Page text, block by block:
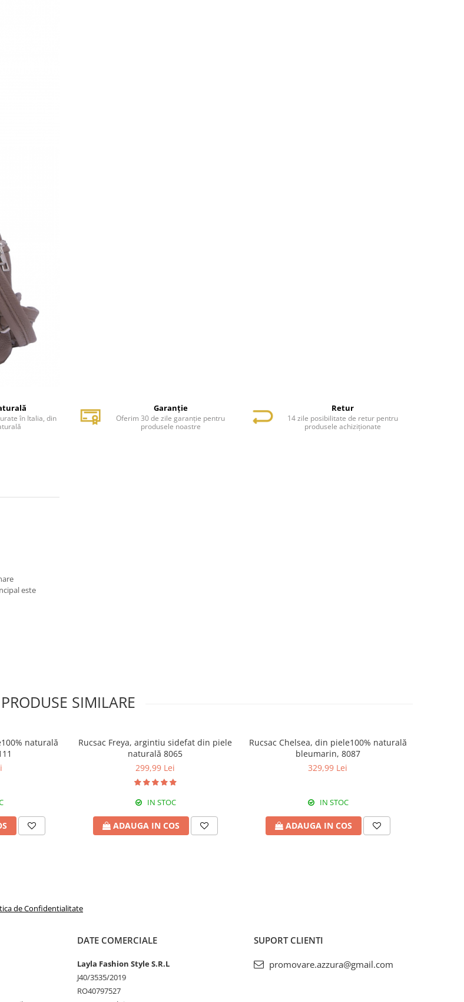
în Italia, din
Garanție
Oferim 30 de zile garanție pentru
produsele noastre
Retur
14 zile posibilitate de retur pentru
produsele achiziționate
este
PRODUSE SIMILARE
Rucsac Freya, argintiu sidefat din piele
naturală 8065
299,99 Lei
IN STOC
ADAUGA IN COS
Rucsac Chelsea, din piele100% naturală
bleumarin, 8087
329,99 Lei
IN STOC
ADAUGA IN COS
de Confidentialitate
DATE COMERCIALE
Layla Fashion Style S.R.L
J40/3535/2019
RO40797527
SUPORT CLIENTI
promovare.azzura@gmail.com